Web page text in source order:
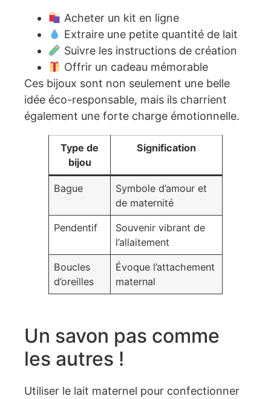
Acheter un kit en ligne
Extraire une petite quantité de lait
Suivre les instructions de création
Offrir un cadeau mémorable
Ces bijoux sont non seulement une belle
idée éco-responsable, mais ils charrient
également une forte charge émotionnelle.
Type de
bijou
Signification
Bague
Symbole d’amour et
de maternité
Pendentif
Souvenir vibrant de
l’allaitement
Boucles
d’oreilles
Évoque l’attachement
maternal
Un savon pas comme
les autres !
Utiliser le lait maternel pour confectionner